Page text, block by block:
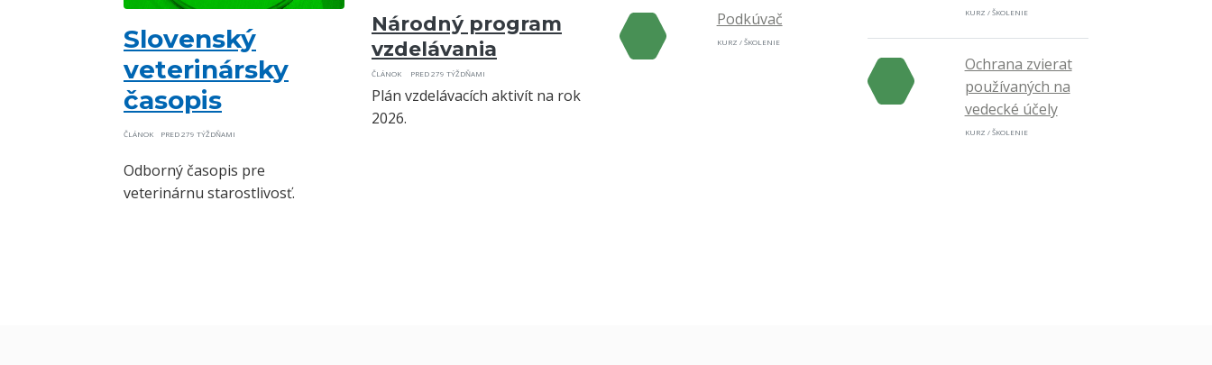
Slovenský
veterinársky
časopis
ČLÁNOK PRED 279 TÝŽDŇAMI
Odborný časopis pre
veterinárnu starostlivosť.
Národný program
vzdelávania
ČLÁNOK PRED 279 TÝŽDŇAMI
Plán vzdelávacích aktivít na rok
2026.
Podkúvač
KURZ / ŠKOLENIE
KURZ / ŠKOLENIE
Ochrana zvierat
používaných na
vedecké účely
KURZ / ŠKOLENIE